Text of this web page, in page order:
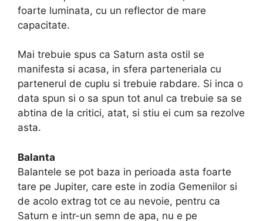
foarte luminata, cu un reflector de mare
capacitate.
Mai trebuie spus ca Saturn asta ostil se
manifesta si acasa, in sfera parteneriala cu
partenerul de cuplu si trebuie rabdare. Si inca o
data spun si o sa spun tot anul ca trebuie sa se
abtina de la critici, atat, si stiu ei cum sa rezolve
asta.
Balanta
Balantele se pot baza in perioada asta foarte
tare pe Jupiter, care este in zodia Gemenilor si
de acolo extrag tot ce au nevoie, pentru ca
Saturn e intr-un semn de apa, nu e pe